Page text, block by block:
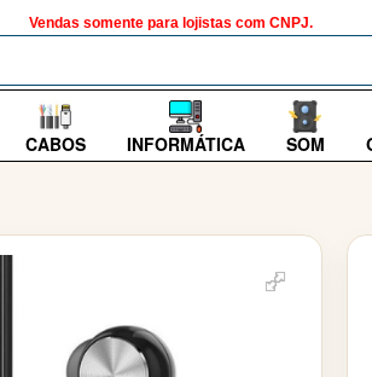
Vendas somente para lojistas com CNPJ.
CABOS INFORMÁTICA SOM